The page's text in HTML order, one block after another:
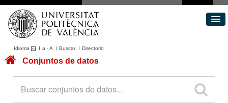
Idioma I a ·A I BuscarI Directorio
Conjuntos de datos
Acerca de
Portal de Transparencia
Conjuntos de datos